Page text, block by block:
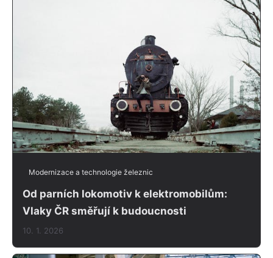
Modernizace a technologie železnic
Od parních lokomotiv k elektromobilům:
Vlaky ČR směřují k budoucnosti
10. 1. 2026